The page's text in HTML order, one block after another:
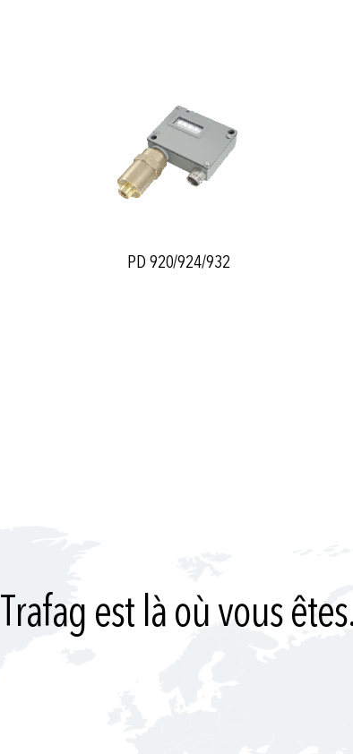
PD 920/924/932
Trafag est là où vous êtes.